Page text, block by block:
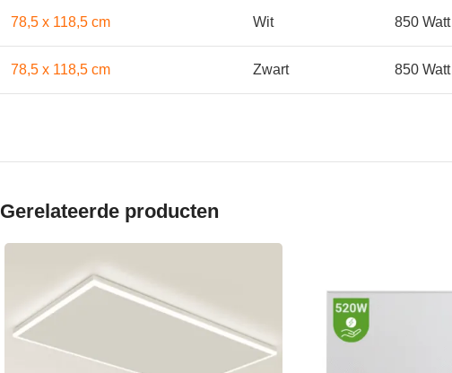
78,5 x 118,5 cm Wit 850 Watt
78,5 x 118,5 cm Zwart 850 Watt
Gerelateerde producten